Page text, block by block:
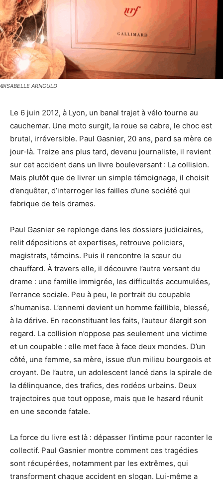
©ISABELLE ARNOULD
Le 6 juin 2012, à Lyon, un banal trajet à vélo tourne au
cauchemar. Une moto surgit, la roue se cabre, le choc est
brutal, irréversible. Paul Gasnier, 20 ans, perd sa mère ce
jour-là. Treize ans plus tard, devenu journaliste, il revient
sur cet accident dans un livre bouleversant : La collision.
Mais plutôt que de livrer un simple témoignage, il choisit
d’enquêter, d’interroger les failles d’une société qui
fabrique de tels drames.
Paul Gasnier se replonge dans les dossiers judiciaires,
relit dépositions et expertises, retrouve policiers,
magistrats, témoins. Puis il rencontre la sœur du
chauffard. À travers elle, il découvre l’autre versant du
drame : une famille immigrée, les difficultés accumulées,
l’errance sociale. Peu à peu, le portrait du coupable
s’humanise. L’ennemi devient un homme faillible, blessé,
à la dérive. En reconstituant les faits, l’auteur élargit son
regard. La collision n’oppose pas seulement une victime
et un coupable : elle met face à face deux mondes. D’un
côté, une femme, sa mère, issue d’un milieu bourgeois et
croyant. De l’autre, un adolescent lancé dans la spirale de
la délinquance, des trafics, des rodéos urbains. Deux
trajectoires que tout oppose, mais que le hasard réunit
en une seconde fatale.
La force du livre est là : dépasser l’intime pour raconter le
collectif. Paul Gasnier montre comment ces tragédies
sont récupérées, notamment par les extrêmes, qui
transforment chaque accident en slogan. Lui-même a